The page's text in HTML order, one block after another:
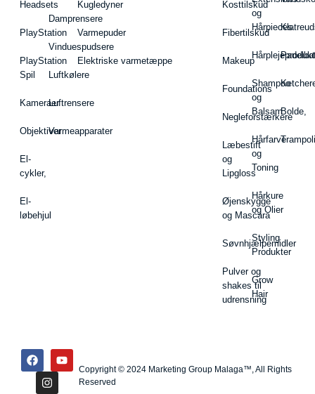
Headsets
PlayStation
PlayStation
Spil
Kameraer
Objektiver
El-
cykler,
El-
løbehjul
Damprensere
Vinduespudsere
Luftkølere
Luftrensere
Varmeapparater
Kugledyner
Varmepuder
Elektriske varmetæppe
Kosttilskud
Fibertilskud
Makeup
Foundations
Negleforstærkere
Læbestift
og
Lipgloss
Øjenskygge
og Mascara
Søvnhjælpemidler
Pulver og
shakes til
udrensning
og
Hårpieces
Shampoo
og
Balsam
Hårfarve
og
Toning
Hårkure
og Olier
Styling
Produkter
Grow
Hair
Bolde,
Copyright © 2024 Marketing Group Malaga™, All Rights
Reserved